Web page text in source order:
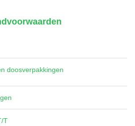
doosverpakkingen
T